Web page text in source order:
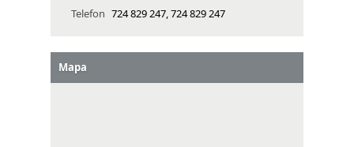
Telefon 724 829 247, 724 829 247
Mapa